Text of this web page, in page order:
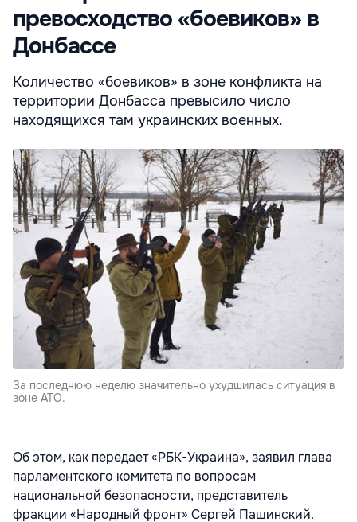
превосходство «боевиков» в
Донбассе
Количество «боевиков» в зоне конфликта на
территории Донбасса превысило число
находящихся там украинских военных.
За последнюю неделю значительно ухудшилась ситуация в
зоне АТО.
Об этом, как передает «РБК-Украина», заявил глава
парламентского комитета по вопросам
национальной безопасности, представитель
фракции «Народный фронт» Сергей Пашинский.